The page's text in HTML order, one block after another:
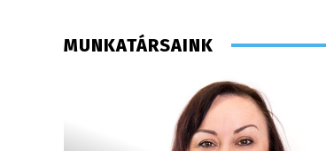
MUNKATÁRSAINK